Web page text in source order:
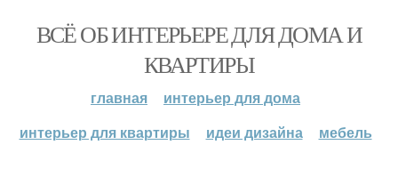
ВСЁ ОБ ИНТЕРЬЕРЕ ДЛЯ ДОМА И
КВАРТИРЫ
главная
интерьер для дома
интерьер для квартиры
идеи дизайна мебель